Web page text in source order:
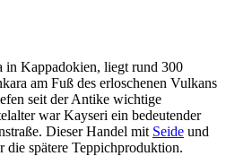
in Kappadokien, liegt rund 300
am Fuß des erloschenen Vulkans
seit der Antike wichtige
war Kayseri ein bedeutender
Dieser Handel mit Seide und
spätere Teppichproduktion.